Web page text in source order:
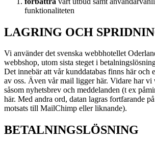
funktionaliteten
LAGRING OCH
Vi använder det svenska webbhotellet
webbshop, utom sista steget i
Det innebär att vår kunddatabas finns här och
av oss. Även vår mail ligger här. Vidare har vi
såsom nyhetsbrev och meddelanden (t ex
här. Med andra ord, datan lagras fortfarande
motsats till MailChimp eller liknande).
BETALNINGSLÖSNING